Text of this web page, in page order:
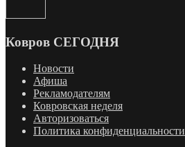
Ковров СЕГОДНЯ
Новости
Афиша
Рекламодателям
Ковровская неделя
Авторизоваться
Политика конфиденциальности